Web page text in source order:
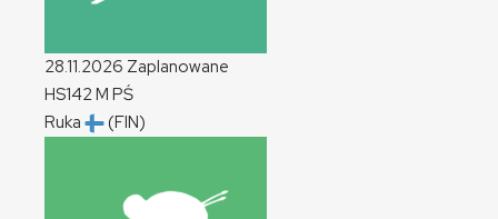
28.11.2026 Zaplanowane
HS142M PŚ
Ruka
(FIN)